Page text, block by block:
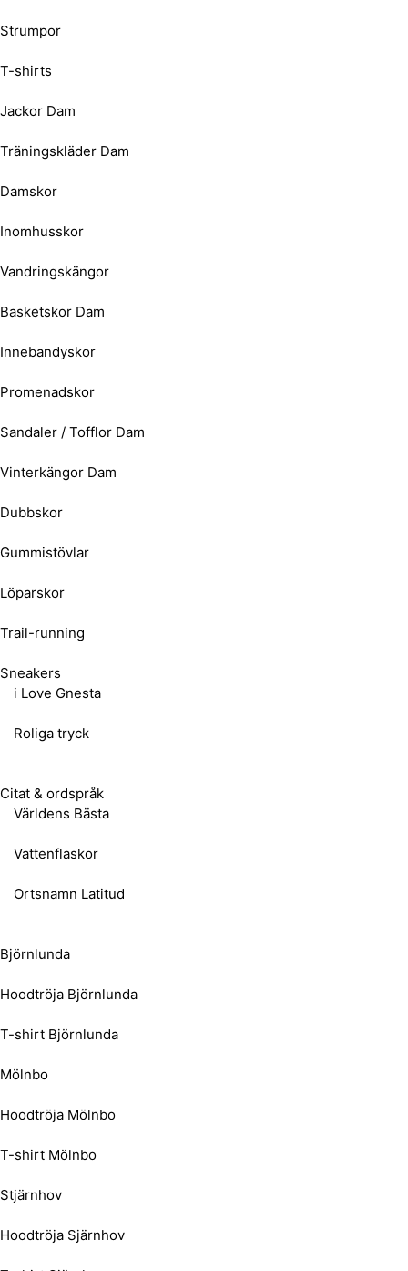
Strumpor
T-shirts
Jackor Dam
Träningskläder Dam
Damskor
Inomhusskor
Vandringskängor
Basketskor Dam
Innebandyskor
Promenadskor
Sandaler / Tofflor Dam
Vinterkängor Dam
Dubbskor
Gummistövlar
Löparskor
Trail-running
Sneakers
i Love Gnesta
Roliga tryck
Citat & ordspråk
Världens Bästa
Vattenflaskor
Ortsnamn Latitud
Björnlunda
Hoodtröja Björnlunda
T-shirt Björnlunda
Mölnbo
Hoodtröja Mölnbo
T-shirt Mölnbo
Stjärnhov
Hoodtröja Sjärnhov